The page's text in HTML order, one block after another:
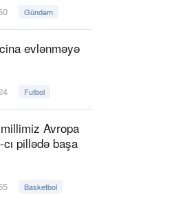
Gündəm
evlənməyə
Futbol
Avropa
cı pillədə başa
Basketbol